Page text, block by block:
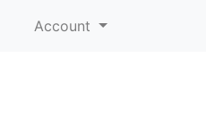
Account